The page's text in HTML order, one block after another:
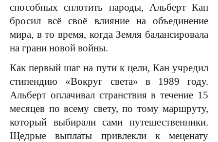
способных сплотить народы, Альберт Кан
бросил всё своё влияние на объединение
мира, в то время, когда Земля балансировала
на грани новой войны.
Как первый шаг на пути к цели, Кан учредил
стипендию «Вокруг света» в 1989 году.
Альберт оплачивал странствия в течение 15
месяцев по всему свету, по тому маршруту,
который выбирали сами путешественники.
Щедрые выплаты привлекли к меценату